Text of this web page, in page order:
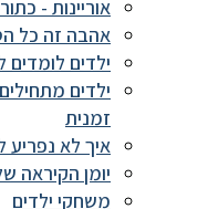
אוריינות -
אהבה זה כל
ילדים לומדים
ילדים
זמנית
איך לא נפריע
יומן הקיראה
משחקי ילדים